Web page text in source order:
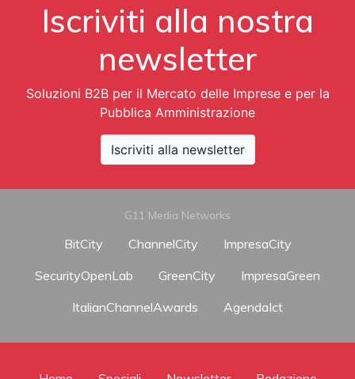
Iscriviti alla nostra
newsletter
Soluzioni B2B per il Mercato delle Imprese e per la
Pubblica Amministrazione
Iscriviti alla newsletter
G11 Media Networks
BitCity ChannelCity
ImpresaCity
SecurityOpenLab
GreenCity
ImpresaGreen
ItalianChannelAwards
AgendaIct